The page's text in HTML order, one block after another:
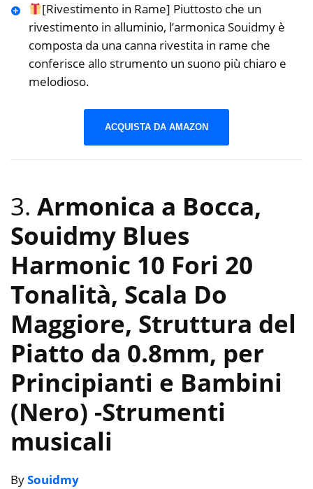
[Rivestimento in Rame] Piuttosto che un
rivestimento in alluminio, l’armonica Souidmy è
composta da una canna rivestita in rame che
conferisce allo strumento un suono più chiaro e
melodioso.
ACQUISTA DA AMAZON
3. Armonica a Bocca,
Souidmy Blues
Harmonic 10 Fori 20
Tonalità, Scala Do
Maggiore, Struttura del
Piatto da 0.8mm, per
Principianti e Bambini
(Nero) -Strumenti
musicali
BySouidmy